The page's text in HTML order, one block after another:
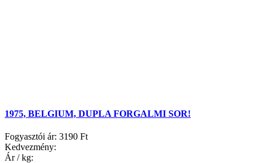
1975, BELGIUM, DUPLA FORGALMI SOR!
Fogyasztói ár: 3190 Ft
Kedvezmény:
Ár / kg: